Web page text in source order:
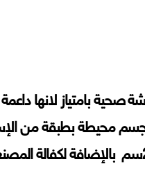
صحية بامتياز لانها
محيطة بطبقة من